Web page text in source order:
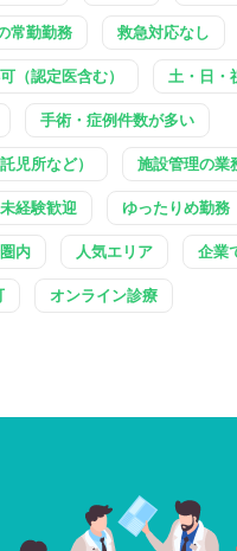
常勤勤務 救急対応なし
（認定医含む） 土・日・
手術・症例件数が多い
児所など） 施設管理の業
経験歓迎 ゆったりめ勤務
内 人気エリア 企業
オンライン診療